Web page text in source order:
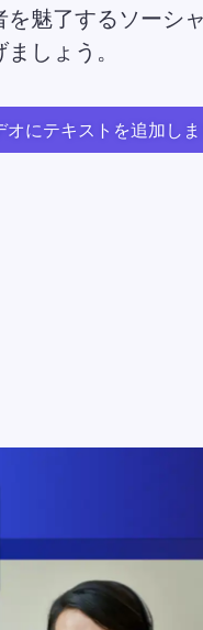
を魅了するソーシ
しょう。
にテキストを追加しま